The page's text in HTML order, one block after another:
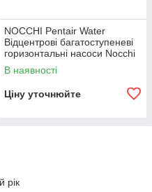
NOCCHI Pentair Water
Відцентрові багатоступеневі
горизонтальні насоси Nocchi
серії MCX
В наявності
Ціну уточнюйте
рік